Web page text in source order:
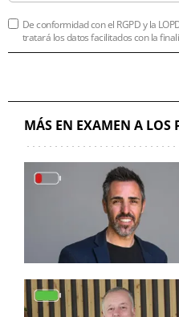
De conformidad con el RGPD y la
tratará los datos facilitados con la
MÁS EN EXAMEN A LOS